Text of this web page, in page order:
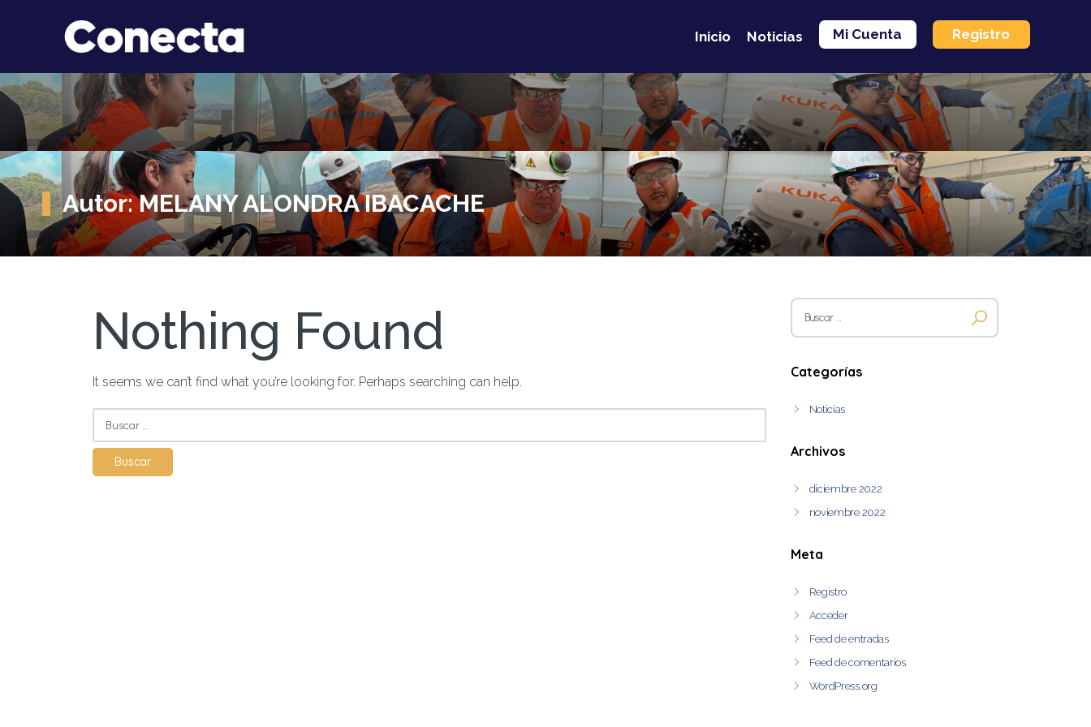
Inicio Noticias Mi Cuenta Registro
Autor:MELANY ALONDRA IBACACHE
Nothing Found
It seems we can’t find what you’re looking for. Perhaps searching can help.
Buscar:
Buscar:
Categorías
Noticias
Archivos
diciembre 2022
noviembre 2022
Meta
Registro
Acceder
Feed de entradas
Feed de comentarios
WordPress.org